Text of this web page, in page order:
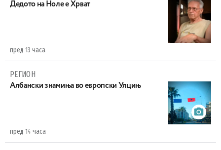
Дедото на Ноле е Хрват
пред 13 часа
РЕГИОН
Aлбански знамиња во европски Улцињ
пред 14 часа